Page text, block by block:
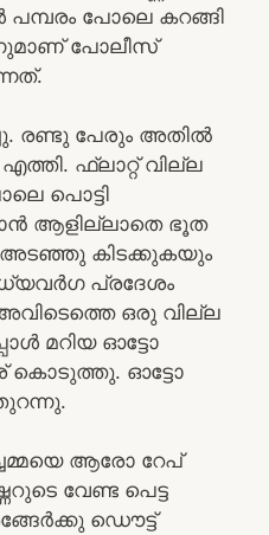
പോലെ കറങ്ങി
പോലീസ്
രണ്ടു പേരും അതില്‍
ഫ്ലാറ്റ് വില്ല
പൊട്ടി
ആളില്ലാതെ ഭൂത
കിടക്കുകയും
പ്രദേശം
ഒരു വില്ല
മറിയ ഓട്ടോ
കൊടുത്തു. ഓട്ടോ
ആരോ റേപ്
വേണ്ട പെട്ട
ഡൌട്ട്